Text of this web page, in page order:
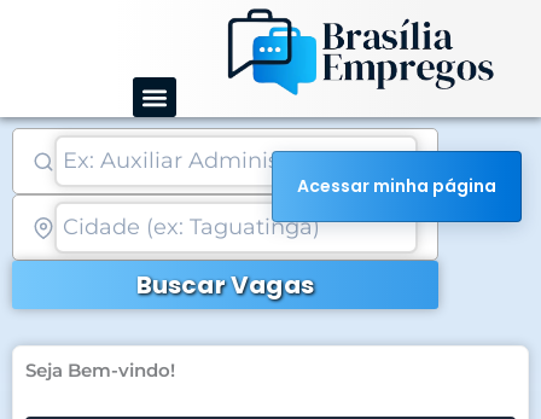
conteúdo
Buscar Vagas
Seja Bem-vindo!
Acessar minha página